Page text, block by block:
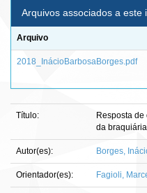
Arquivos associados a este
Arquivo
2018_InácioBarbosaBorges.pdf
Título:
Resposta
da
Autor(es): Borges,
Orientador(es): Fagioli,